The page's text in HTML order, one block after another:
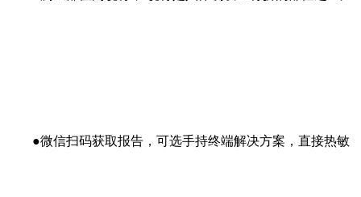
●微信扫码获取报告，可选手持终端解决方案，直接热敏